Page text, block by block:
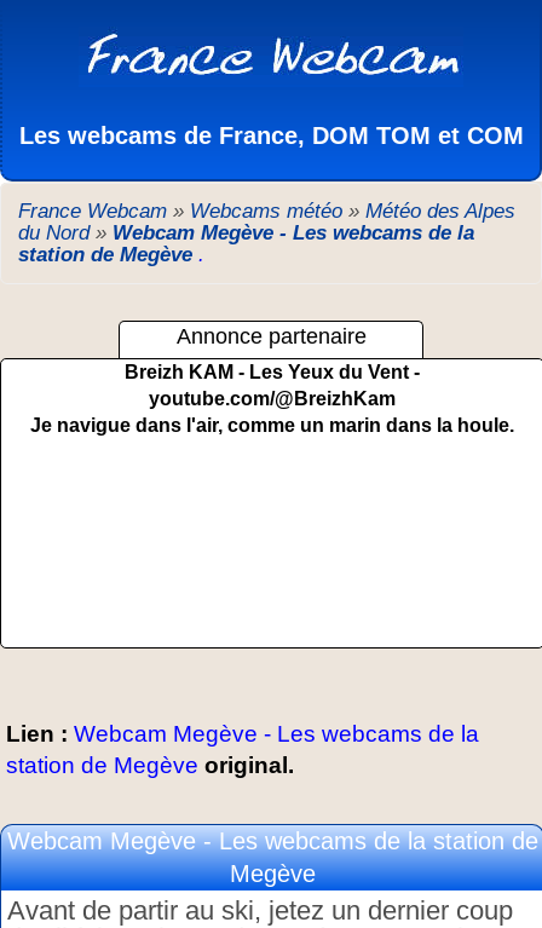
Les webcams de France, DOM TOM et COM
France Webcam » Webcams météo » Météo des Alpes
du Nord» Webcam Megève - Les webcams de la
station de Megève .
Annonce partenaire
Breizh KAM - Les Yeux du Vent -
youtube.com/@BreizhKam
Je navigue dans l'air, comme un marin dans la houle.
Lien : Webcam Megève - Les webcams de la
station de Megève original.
Webcam Megève - Les webcams de la station de
Megève
Avant de partir au ski, jetez un dernier coup